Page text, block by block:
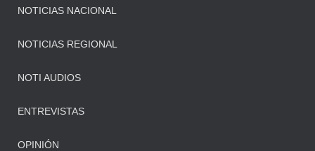
NOTICIAS NACIONAL
NOTICIAS REGIONAL
NOTI AUDIOS
ENTREVISTAS
OPINIÓN